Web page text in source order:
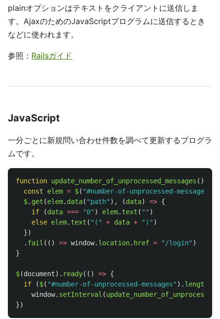
plainオプションはテキストをクライアントに送信しま
す。AjaxのためのJavaScriptプログラムに送信するとき
などに使われます。
参照： Railsガイド
JavaScript
一分ごとに新規問い合わせ件数を調べて更新するプログラ
ムです。
function update_number_of_unprocessed_messages ()
const
elem = $( "#number-of-unprocessed-messages
$. get (elem. data( "path" ), (data) => {
if
(data === "0" ) elem. text ( "" )
else elem. text ( " ( " + data + " ) " )
})
. fail (() => window. location. href = " /login" )
}
$(document). ready(() => {
if
($( "#number-of-unprocessed-messages" ). length
window. setInterval (
})